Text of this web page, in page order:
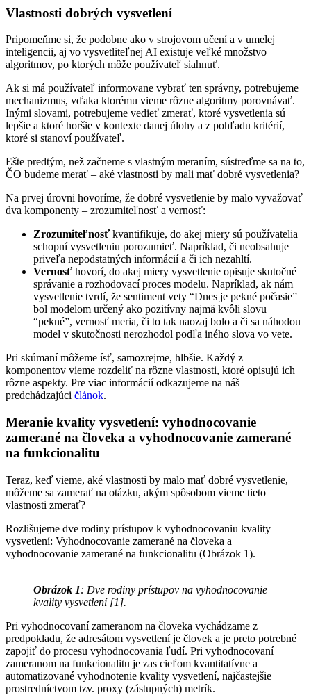
Vlastnosti dobrých vysvetlení
Pripomeňme si, že podobne ako v strojovom učení a v umelej
inteligencii, aj vo vysvetliteľnej AI existuje veľké množstvo
algoritmov, po ktorých môže používateľ siahnuť.
Ak si má používateľ informovane vybrať ten správny, potrebujeme
mechanizmus, vďaka ktorému vieme rôzne algoritmy porovnávať.
Inými slovami, potrebujeme vedieť zmerať, ktoré vysvetlenia sú
lepšie a ktoré horšie v kontexte danej úlohy a z pohľadu kritérií,
ktoré si stanoví používateľ.
Ešte predtým, než začneme s vlastným meraním, sústreďme sa na to,
ČO budeme merať – aké vlastnosti by mali mať dobré vysvetlenia?
Na prvej úrovni hovoríme, že dobré vysvetlenie by malo vyvažovať
dva komponenty – zrozumiteľnosť a vernosť:
Zrozumiteľnosťkvantifikuje, do akej miery sú používatelia
schopní vysvetleniu porozumieť. Napríklad, či neobsahuje
priveľa nepodstatných informácií a či ich nezahltí.
Vernosťhovorí, do akej miery vysvetlenie opisuje skutočné
správanie a rozhodovací proces modelu. Napríklad, ak nám
vysvetlenie tvrdí, že sentiment vety “Dnes je pekné počasie”
bol modelom určený ako pozitívny najmä kvôli slovu
“pekné”, vernosť meria, či to tak naozaj bolo a či sa náhodou
model v skutočnosti nerozhodol podľa iného slova vo vete.
Pri skúmaní môžeme ísť, samozrejme, hlbšie. Každý z
komponentov vieme rozdeliť na rôzne vlastnosti, ktoré opisujú ich
rôzne aspekty. Pre viac informácií odkazujeme na náš
predchádzajúci článok.
Meranie kvality vysvetlení: vyhodnocovanie
zamerané na človeka a vyhodnocovanie zamerané
na funkcionalitu
Teraz, keď vieme, aké vlastnosti by malo mať dobré vysvetlenie,
môžeme sa zamerať na otázku, akým spôsobom vieme tieto
vlastnosti zmerať?
Rozlišujeme dve rodiny prístupov k vyhodnocovaniu kvality
vysvetlení: Vyhodnocovanie zamerané na človeka a
vyhodnocovanie zamerané na funkcionalitu (Obrázok 1).
Obrázok 1: Dve rodiny prístupov na vyhodnocovanie
kvality vysvetlení [1].
Pri vyhodnocovaní zameranom na človeka vychádzame z
predpokladu, že adresátom vysvetlení je človek a je preto potrebné
zapojiť do procesu vyhodnocovania ľudí. Pri vyhodnocovaní
zameranom na funkcionalitu je zas cieľom kvantitatívne a
automatizované vyhodnotenie kvality vysvetlení, najčastejšie
prostredníctvom tzv. proxy (zástupných) metrík.